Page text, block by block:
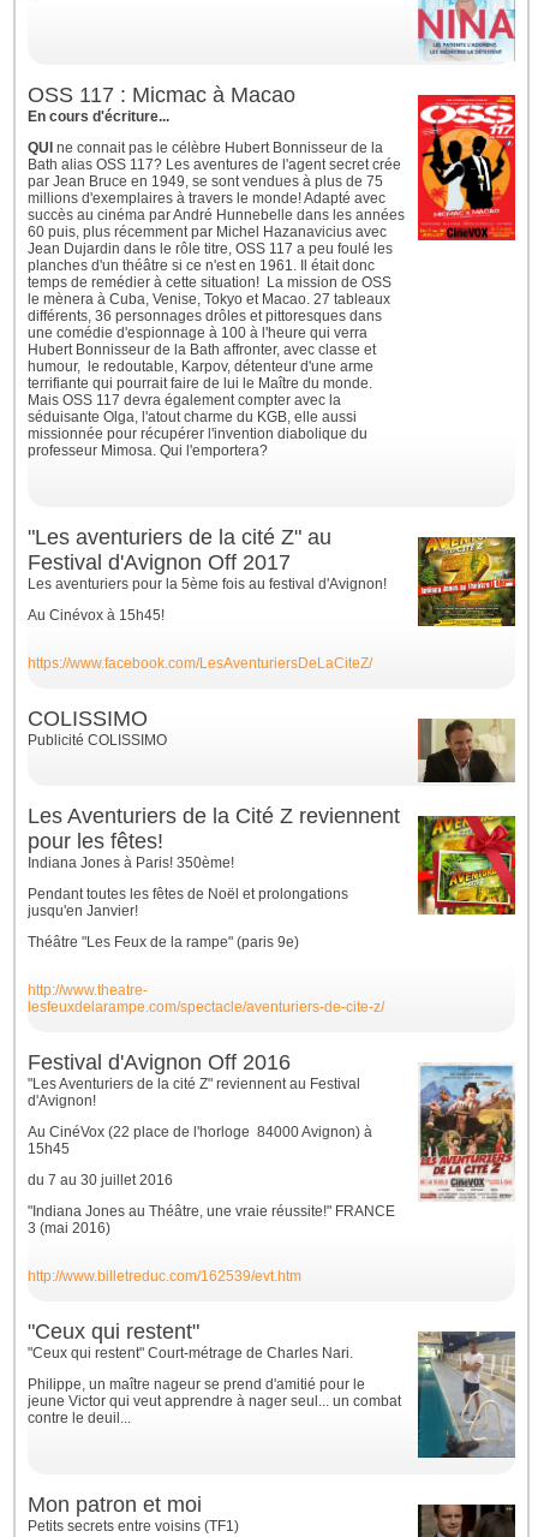
OSS 117 : Micmac à Macao
En cours d'écriture...
QUIne connait pas le célèbre Hubert Bonnisseur de la
Bath alias OSS 117? Les aventures de l'agent secret crée
par Jean Bruce en 1949, se sont vendues à plus de 75
millions d'exemplaires à travers le monde! Adapté avec
succès au cinéma par André Hunnebelle dans les années
60 puis, plus récemment par Michel Hazanavicius avec
Jean Dujardin dans le rôle titre, OSS 117 a peu foulé les
planches d'un théâtre si ce n'est en 1961. Il était donc
temps de remédier à cette situation! La mission de OSS
le mènera à Cuba, Venise, Tokyo et Macao. 27 tableaux
différents, 36 personnages drôles et pittoresques dans
une comédie d'espionnage à 100 à l'heure qui verra
Hubert Bonnisseur de la Bath affronter, avec classe et
humour, le redoutable, Karpov, détenteur d'une arme
terrifiante qui pourrait faire de lui le Maître du monde.
Mais OSS 117 devra également compter avec la
séduisante Olga, l'atout charme du KGB, elle aussi
missionnée pour récupérer l'invention diabolique du
professeur Mimosa. Qui l'emportera?
"Les aventuriers de la cité Z" au
Festival d'Avignon Off 2017
Les aventuriers pour la 5ème fois au festival d'Avignon!
Au Cinévox à 15h45!
https://www.facebook.com/LesAventuriersDeLaCiteZ/
COLISSIMO
Publicité COLISSIMO
Les Aventuriers de la Cité Z reviennent
pour les fêtes!
Indiana Jones à Paris! 350ème!
Pendant toutes les fêtes de Noël et prolongations
jusqu'en Janvier!
Théâtre "Les Feux de la rampe" (paris 9e)
http://www.theatre-
lesfeuxdelarampe.com/spectacle/aventuriers-de-cite-z/
Festival d'Avignon Off 2016
"Les Aventuriers de la cité Z" reviennent au Festival
d'Avignon!
Au CinéVox (22 place de l'horloge 84000 Avignon) à
15h45
du 7 au 30 juillet 2016
"Indiana Jones au Théâtre, une vraie réussite!" FRANCE
3 (mai 2016)
http://www.billetreduc.com/162539/evt.htm
"Ceux qui restent"
"Ceux qui restent" Court-métrage de Charles Nari.
Philippe, un maître nageur se prend d'amitié pour le
jeune Victor qui veut apprendre à nager seul... un combat
contre le deuil...
Mon patron et moi
Petits secrets entre voisins (TF1)